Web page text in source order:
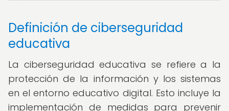
Definición de ciberseguridad
educativa
La ciberseguridad educativa se refiere a la
protección de la información y los sistemas
en el entorno educativo digital. Esto incluye la
implementación de medidas para prevenir